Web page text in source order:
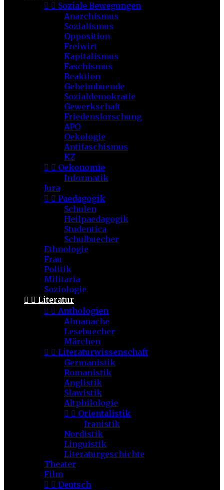
  Soziale Bewegungen
Anarchismus
Sozialismus
Opposition
Freiwirt
Kapitalismus
Faschismus
Reaktion
Geheimbuende
Sozialdemokratie
Gewerkschaft
Friedensforschung
APO
Oekologie
Antifaschismus
KZ
  Oekonomie
Informatik
Jura
  Paedagogik
Schulen
Heilpaedagogik
Studentica
Schulbuecher
Ethnologie
Frau
Politik
Militaria
Soziologie
  Literatur
  Anthologien
Almanache
Lesebuecher
Märchen
  Literaturwissenschaft
Germanistik
Romanistik
Anglistik
Slawistik
Altphilologie
  Orientalistik
Iranistik
Nordistik
Linguistik
Literaturgeschichte
Theater
Film
  Deutsch